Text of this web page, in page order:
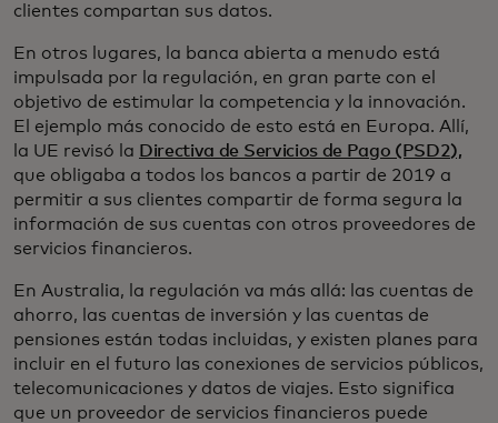
clientes compartan sus datos.
En otros lugares, la banca abierta a menudo está
impulsada por la regulación, en gran parte con el
objetivo de estimular la competencia y la innovación.
El ejemplo más conocido de esto está en Europa. Allí,
la UE revisó la Directiva de Servicios de Pago (PSD2),
que obligaba a todos los bancos a partir de 2019 a
permitir a sus clientes compartir de forma segura la
información de sus cuentas con otros proveedores de
servicios financieros.
En Australia, la regulación va más allá: las cuentas de
ahorro, las cuentas de inversión y las cuentas de
pensiones están todas incluidas, y existen planes para
incluir en el futuro las conexiones de servicios públicos,
telecomunicaciones y datos de viajes. Esto significa
que un proveedor de servicios financieros puede